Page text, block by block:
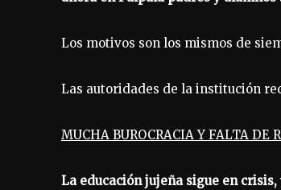
Los motivos son los mismos de
Las autoridades de la institución
MUCHA BUROCRACIA Y FALTA DE
La educación jujeña sigue en crisis,